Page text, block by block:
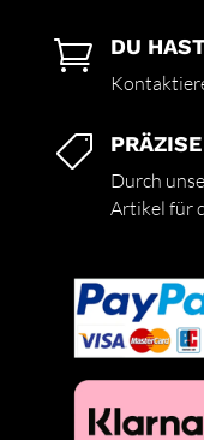
 DU

Durch
Artikel für